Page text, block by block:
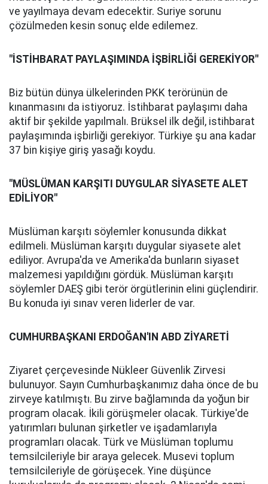
ve yayılmaya devam edecektir. Suriye sorunu
çözülmeden kesin sonuç elde edilemez.
"İSTİHBARAT PAYLAŞIMINDA İŞBİRLİĞİ GEREKİYOR"
Biz bütün dünya ülkelerinden PKK terörünün de
kınanmasını da istiyoruz. İstihbarat paylaşımı daha
aktif bir şekilde yapılmalı. Brüksel ilk değil, istihbarat
paylaşımında işbirliği gerekiyor. Türkiye şu ana kadar
37 bin kişiye giriş yasağı koydu.
"MÜSLÜMAN KARŞITI DUYGULAR SİYASETE ALET
EDİLİYOR"
Müslüman karşıtı söylemler konusunda dikkat
edilmeli. Müslüman karşıtı duygular siyasete alet
ediliyor. Avrupa'da ve Amerika'da bunların siyaset
malzemesi yapıldığını gördük. Müslüman karşıtı
söylemler DAEŞ gibi terör örgütlerinin elini güçlendirir.
Bu konuda iyi sınav veren liderler de var.
CUMHURBAŞKANI ERDOĞAN'IN ABD ZİYARETİ
Ziyaret çerçevesinde Nükleer Güvenlik Zirvesi
bulunuyor. Sayın Cumhurbaşkanımız daha önce de bu
zirveye katılmıştı. Bu zirve bağlamında da yoğun bir
program olacak. İkili görüşmeler olacak. Türkiye'de
yatırımları bulunan şirketler ve işadamlarıyla
programları olacak. Türk ve Müslüman toplumu
temsilcileriyle bir araya gelecek. Musevi toplum
temsilcileriyle de görüşecek. Yine düşünce